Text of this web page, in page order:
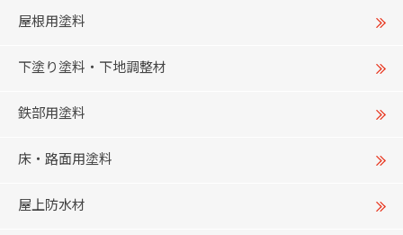
屋根用塗料
下塗り塗料・下地調整材
鉄部用塗料
床・路面用塗料
屋上防水材